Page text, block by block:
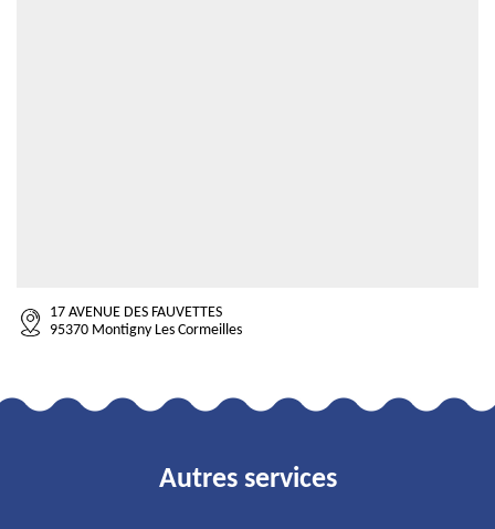
17 AVENUE DES FAUVETTES
95370 Montigny Les Cormeilles
Autres services